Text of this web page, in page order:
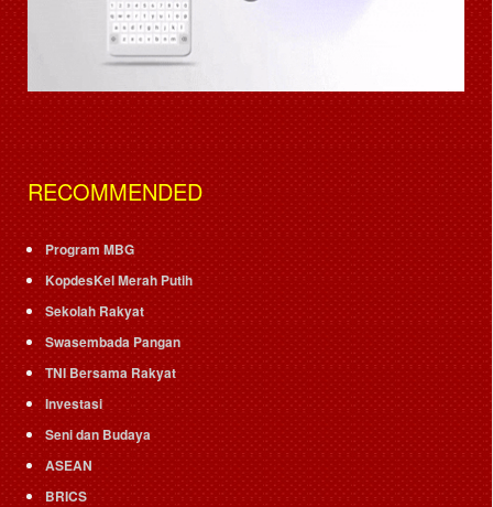
RECOMMENDED
Program MBG
KopdesKel Merah Putih
Sekolah Rakyat
Swasembada Pangan
TNI Bersama Rakyat
Investasi
Seni dan Budaya
ASEAN
BRICS